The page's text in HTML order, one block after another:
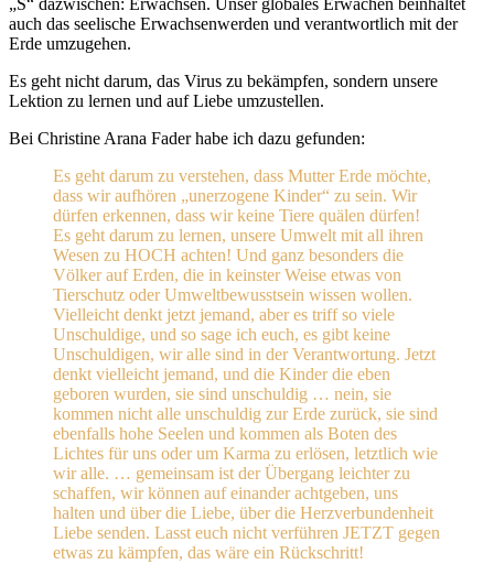
„S“ dazwischen: Erwachsen. Unser globales Erwachen beinhaltet
auch das seelische Erwachsenwerden und verantwortlich mit der
Erde umzugehen.
Es geht nicht darum, das Virus zu bekämpfen, sondern unsere
Lektion zu lernen und auf Liebe umzustellen.
Bei Christine Arana Fader habe ich dazu gefunden:
Es geht darum zu verstehen, dass Mutter Erde möchte,
dass wir aufhören „unerzogene Kinder“ zu sein. Wir
dürfen erkennen, dass wir keine Tiere quälen dürfen!
Es geht darum zu lernen, unsere Umwelt mit all ihren
Wesen zu HOCH achten! Und ganz besonders die
Völker auf Erden, die in keinster Weise etwas von
Tierschutz oder Umweltbewusstsein wissen wollen.
Vielleicht denkt jetzt jemand, aber es triff so viele
Unschuldige, und so sage ich euch, es gibt keine
Unschuldigen, wir alle sind in der Verantwortung. Jetzt
denkt vielleicht jemand, und die Kinder die eben
geboren wurden, sie sind unschuldig … nein, sie
kommen nicht alle unschuldig zur Erde zurück, sie sind
ebenfalls hohe Seelen und kommen als Boten des
Lichtes für uns oder um Karma zu erlösen, letztlich wie
wir alle. … gemeinsam ist der Übergang leichter zu
schaffen, wir können auf einander achtgeben, uns
halten und über die Liebe, über die Herzverbundenheit
Liebe senden. Lasst euch nicht verführen JETZT gegen
etwas zu kämpfen, das wäre ein Rückschritt!